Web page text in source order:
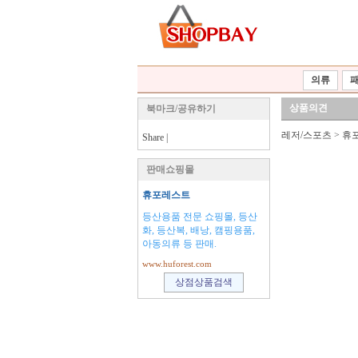
의류
북마크/공유하기
Share
판매쇼핑몰
휴포레스트
등산용품 전문 쇼핑몰, 등산
화, 등산복, 배낭, 캠핑용품,
아동의류 등 판매.
www.huforest.com
상품의견
레저/스포츠 > 휴